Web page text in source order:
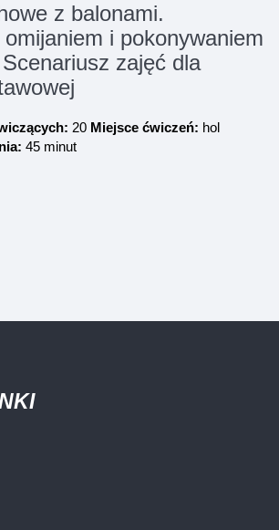
z balonami.
i pokonywaniem
zajęć dla
20 Miejsce ćwiczeń: hol
45 minut